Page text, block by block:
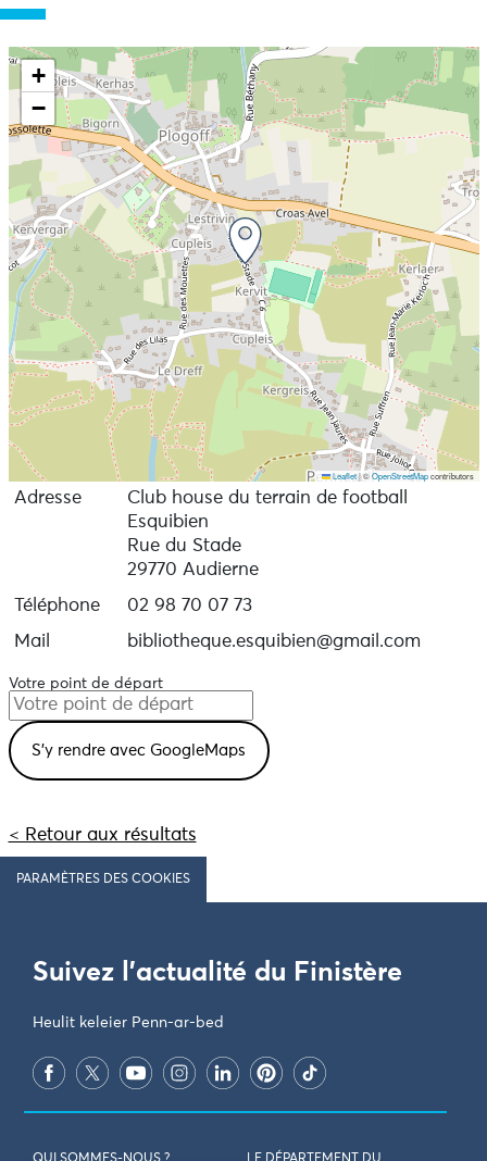
+
−
Leaflet|©OpenStreetMapcontributors
Adresse
Club house du terrain de football
Esquibien
Rue du Stade
29770 Audierne
Téléphone
02 98 70 07 73
Mail
bibliotheque.esquibien@gmail.com
Votre point de départ
< Retour aux résultats
PARAMÈTRES DES COOKIES
Suivez l'actualité du Finistère
Heulit keleier Penn-ar-bed